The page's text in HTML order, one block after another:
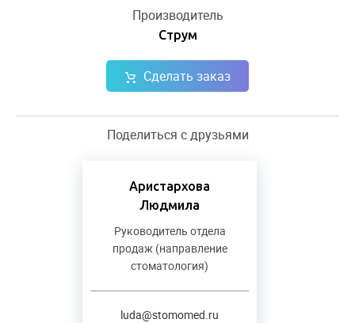
Производитель
Струм
Сделать заказ
Поделиться с друзьями
Аристархова
Людмила
Руководитель отдела
продаж (направление
стоматология)
luda@stomomed.ru